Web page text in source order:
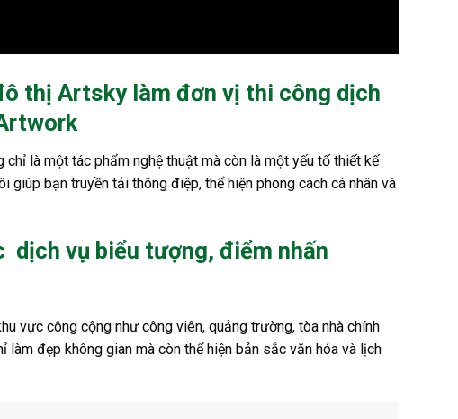
thị Artsky làm đơn vị thi công dịch
là một tác phẩm nghệ thuật mà còn là một yếu tố thiết kế
bạn truyền tải thông điệp, thể hiện phong cách cá nhân và
vụ biểu tượng, điểm nhấn
vực công cộng như công viên, quảng trường, tòa nhà chính
đẹp không gian mà còn thể hiện bản sắc văn hóa và lịch